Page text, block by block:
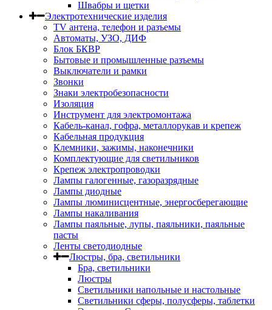
Швабры и щетки
Электротехнические изделия
TV aнтена, телефон и разъемы
Автоматы, УЗО, ДИФ
Блок БКВР
Бытовые и промышленные разъемы
Выключатели и рамки
Звонки
Знаки электробезопасности
Изоляция
Инструмент для электромонтажа
Кабель-канал, гофра, металлорукав и крепеж
Кабельная продукция
Клемники, зажимы, наконечники
Комплектующие для светильников
Крепеж электропроводки
Лампы галогенные, газоразрядные
Лампы диодные
Лампы люминисцентные, энергосберегающие
Лампы накаливания
Лампы паяльные, лупы, паяльники, паяльные
пасты
Ленты светодиодные
Люстры, бра, светильники
Бра, светильники
Люстры
Светильники напольные и настольные
Светильники сферы, полусферы, таблетки